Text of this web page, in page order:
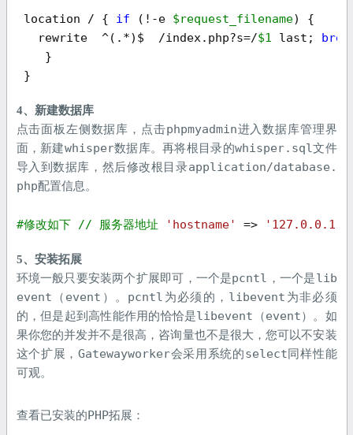
location / { if (!-e $request_filename) {
   rewrite  ^(.*)$  /index.php?s=/
$1 last;
    }
}
4、新建数据库
点击面板左侧数据库，点击phpmyadmin进入数据库管理界
面，新建whisper数据库。再将根目录的whisper.sql文件
导入到数据库，然后修改根目录application/database.
php配置信息。
#修改如下 // 服务器地址 'hostname' => '127.0.0.1'
5、安装拓展
环境一般只要安装两个扩展即可，一个是pcntl ，一个是lib
event （ event ）。 pcntl 为必须的， libevent 为非必须
的，但是起到高性能作用的恰恰是libevent （event）。如
果你您的并发并不是很高，咨询量也不是很大，您可以不安装
这个扩展， Gatewayworker会采用系统的select同样性能
可观。
查看已安装的 PHP拓展：